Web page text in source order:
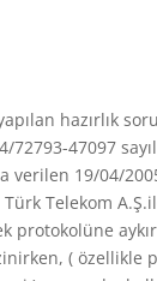
hazırlık
47097
verilen 19/04/
Telekom
protokolüne
(